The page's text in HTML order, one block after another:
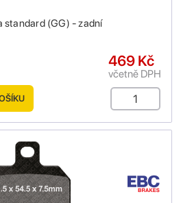
standard (GG) - zadní
469 Kč
včetně DPH